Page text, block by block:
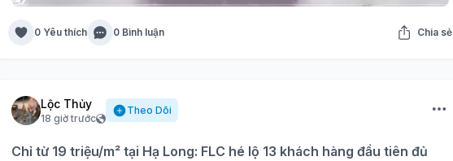
0 Yêu thích 0 Bình luận Chia sẻ
Lộc Thủy
18 giờ trước
Theo Dõi
Chỉ từ 19 triệu/m² tại Hạ Long: FLC hé lộ 13 khách hàng đầu tiên đủ